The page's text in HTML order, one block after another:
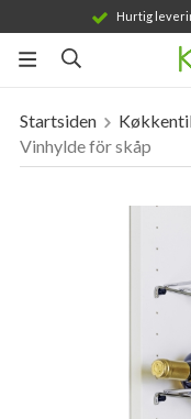
Hurtig
Produktet
Startsiden
Vinhylde för skåp